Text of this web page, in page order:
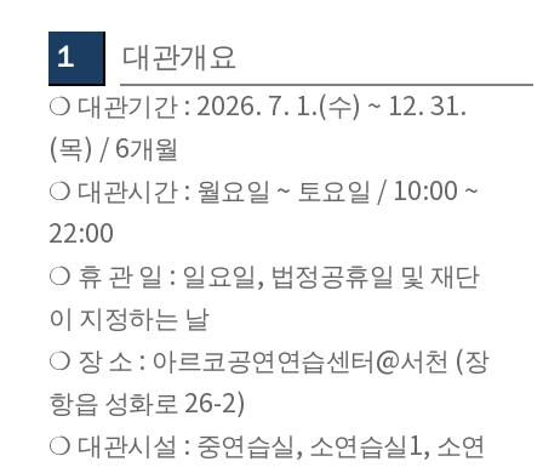
１ 대관개요
❍ 대관기간 : 2026. 7. 1.(수) ~ 12. 31.
(목) / 6개월
❍ 대관시간 : 월요일 ~ 토요일 / 10:00 ~
22:00
❍ 휴 관 일 : 일요일, 법정공휴일 및 재단
이 지정하는 날
❍ 장 소 : 아르코공연연습센터 @서천 (장
항읍 성화로 26-2)
❍ 대관시설 : 중연습실, 소연습실 1, 소연